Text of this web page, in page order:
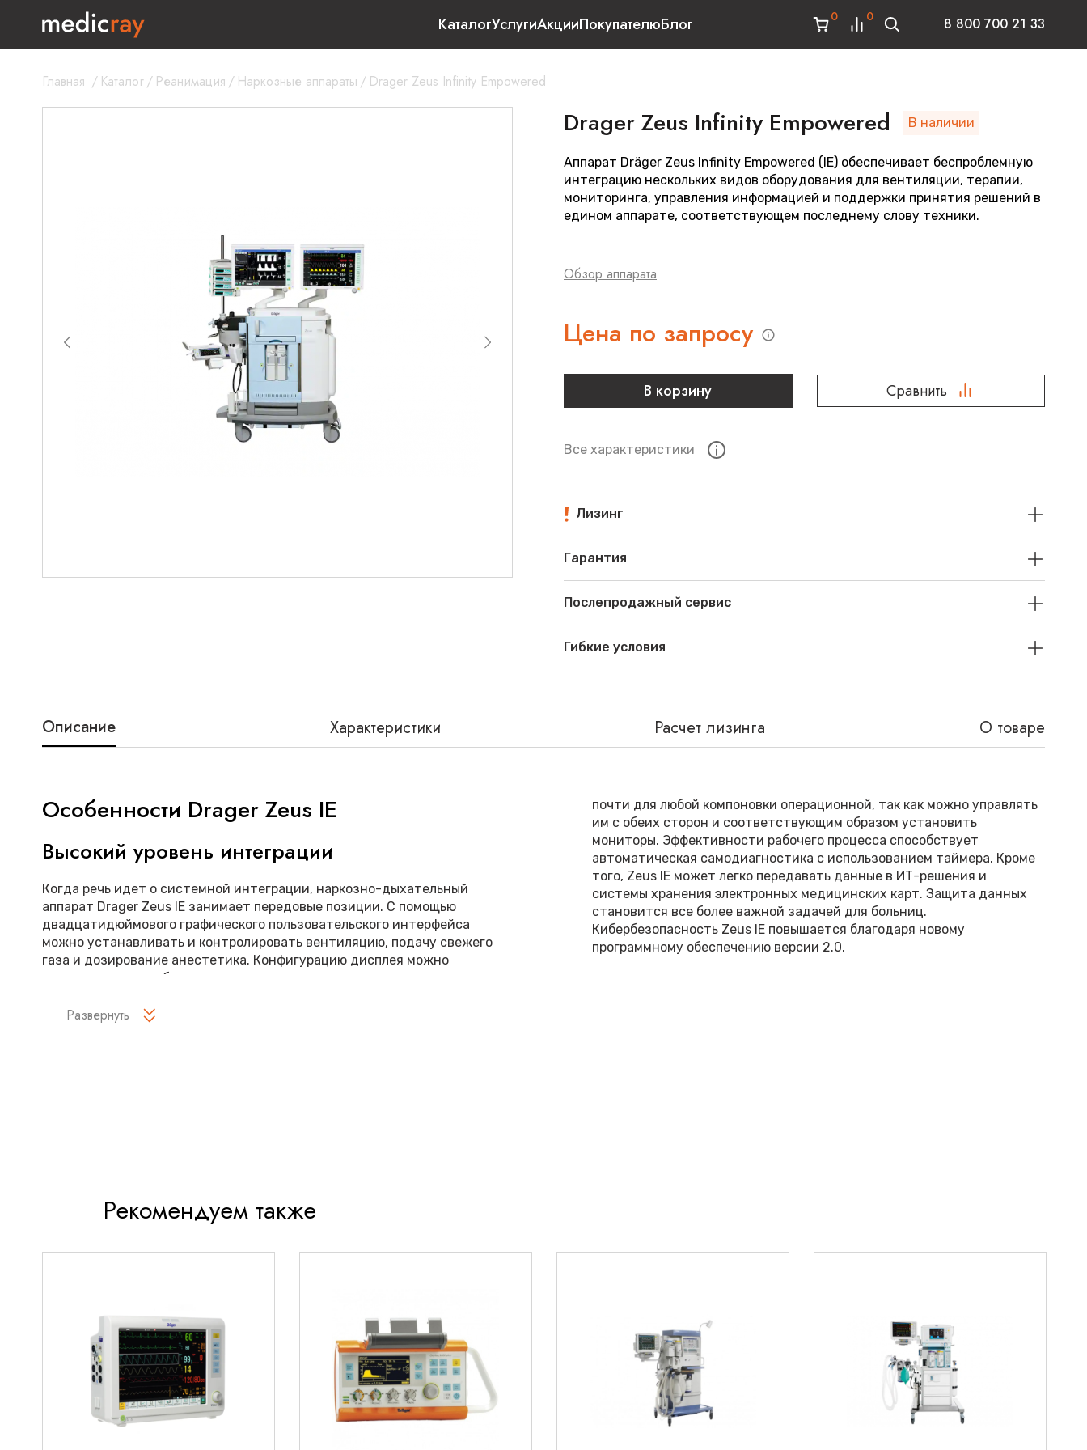
КаталогУслугиАкцииПокупателюБлог 0 0 8 800 700 21 33
Главная / Каталог/ Реанимация / Наркозные аппараты / Drager Zeus Infinity Empowered
Drager Zeus Infinity Empowered В наличии
Аппарат Dräger Zeus Infinity Empowered (IE) обеспечивает беспроблемную
интеграцию нескольких видов оборудования для вентиляции, терапии,
мониторинга, управления информацией и поддержки принятия решений в
едином аппарате, соответствующем последнему слову техники.
Обзор аппарата
Цена по запросу
В корзину Сравнить
Все характеристики
Лизинг
Гарантия
Послепродажный сервис
Гибкие условия
Описание Характеристики Расчет лизинга О товаре
Особенности Drager Zeus IE
Высокий уровень интеграции
Когда речь идет о системной интеграции, наркозно-дыхательный
аппарат Drager Zeus IE занимает передовые позиции. С помощью
двадцатидюймового графического пользовательского интерфейса
можно устанавливать и контролировать вентиляцию, подачу свежего
газа и дозирование анестетика. Конфигурацию дисплея можно
настроить для отображения дополнительных интегрированных
программное обеспечение SmartPilot View вычисляет и отображает
Ventilation Control (SVC) – это основанная на клинических данных
состоянию организма от интубации до экстубации. Вы просто
дыхания) для достижения этой цели. Кроме того, опция SmartPilot
View, интегрированное программное обеспечение для визуализации и
прогнозирования уровня анестезии, позволяет мгновенно увидеть
совместное действие анестетика и опиоидов. Функция «Что если...»
показывает расчетное действие заданного уровня летучего
анестетика до запуска этой установки.
почти для любой компоновки операционной, так как можно управлять
им с обеих сторон и соответствующим образом установить
мониторы. Эффективности рабочего процесса способствует
автоматическая самодиагностика с использованием таймера. Кроме
того, Zeus IE может легко передавать данные в ИТ-решения и
системы хранения электронных медицинских карт. Защита данных
становится все более важной задачей для больниц.
Кибербезопасность Zeus IE повышается благодаря новому
программному обеспечению версии 2.0.
лизинговыми компаниями:
Вы оставляете заявку
Наш менеджер готовит предложение на оборудование и график
платежей
Развернуть
Рекомендуем также